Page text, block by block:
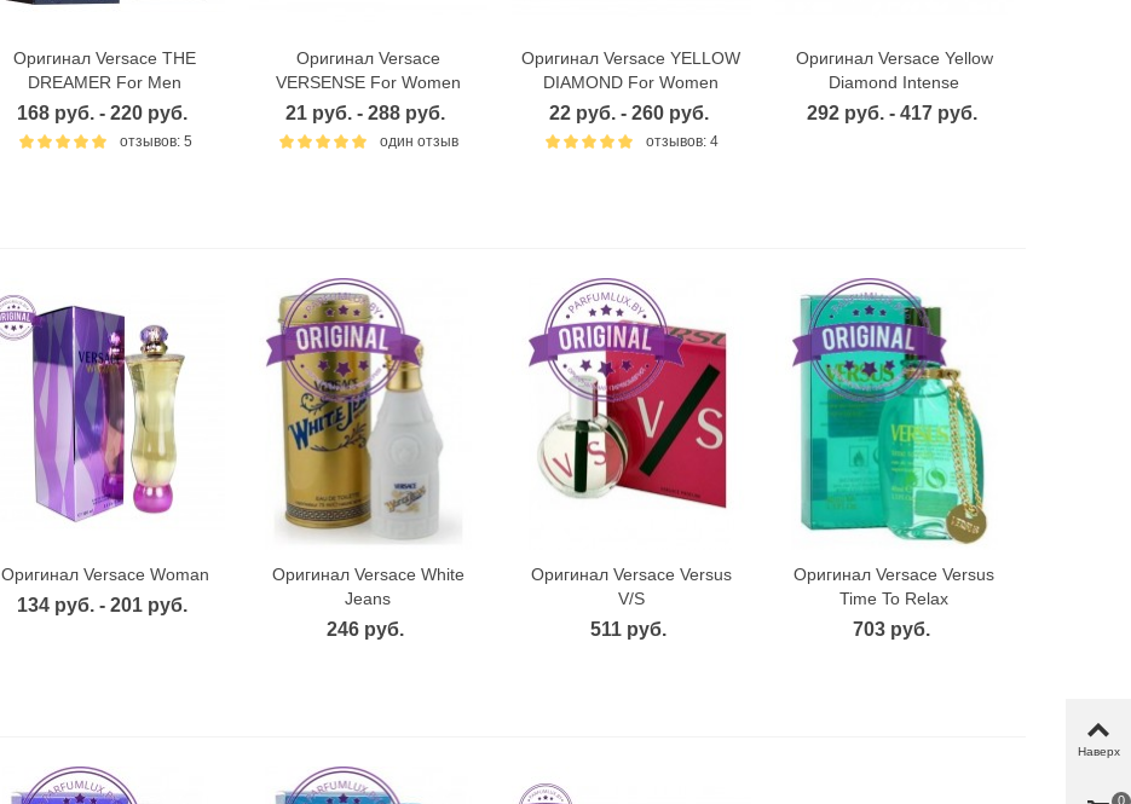
Быстрый просмотр
Оригинал Versace THE
DREAMER For Men
168 руб. - 220 руб.
отзывов: 5
Быстрый просмотр
Оригинал Versace
VERSENSE For Women
21 руб. - 288 руб.
один отзыв
Быстрый просмотр
Оригинал Versace YELLOW
DIAMOND For Women
22 руб. - 260 руб.
отзывов: 4
Быстрый просмотр
Оригинал Versace Yellow
Diamond Intense
292 руб. - 417 руб.
Быстрый просмотр
Оригинал Versace Woman
134 руб. - 201 руб.
Быстрый просмотр
Оригинал Versace White
Jeans
246 руб.
Быстрый просмотр
Оригинал Versace Versus
V/S
511 руб.
Быстрый просмотр
Оригинал Versace Versus
Time To Relax
703 руб.
Наверх
0